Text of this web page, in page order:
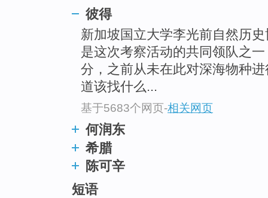
彼得
新加坡国立大学李光前自然历
是这次考察活动的共同领队之
分，之前从未在此对深海物种
道该找什么...
基于5683个网页-相关网页
何润东
希腊
陈可辛
短语